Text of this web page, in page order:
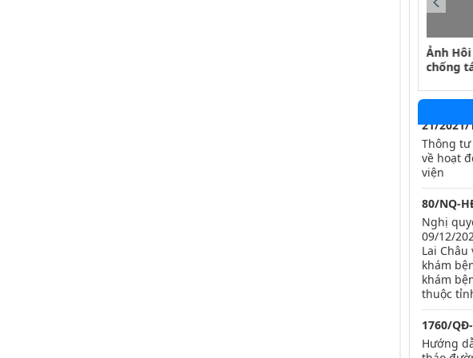
Ảnh
chống
423/QĐ-
Quy
21/2021/
Thông tư
về hoạt
viện
80/NQ-
Nghị
09/12/
Lai
khám
khám
thuộc
1760/
Hướng
tháo